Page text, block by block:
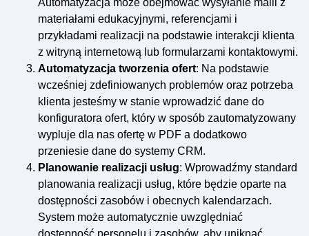
Automatyzacja może obejmować wysyłanie maili z
materiałami edukacyjnymi, referencjami i
przykładami realizacji na podstawie interakcji klienta
z witryną internetową lub formularzami kontaktowymi.
Automatyzacja tworzenia ofert: Na podstawie
wcześniej zdefiniowanych problemów oraz potrzeba
klienta jesteśmy w stanie wprowadzić dane do
konfiguratora ofert, który w sposób zautomatyzowany
wypluje dla nas ofertę w PDF a dodatkowo
przeniesie dane do systemy CRM.
Planowanie realizacji usług: Wprowadźmy standard
planowania realizacji usług, które będzie oparte na
dostępności zasobów i obecnych kalendarzach.
System może automatycznie uwzględniać